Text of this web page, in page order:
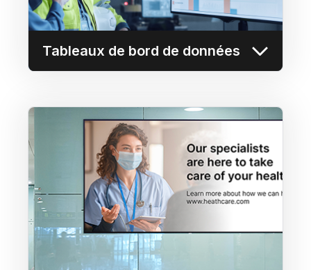
Tableaux de bord de données
En savoir plus
Signalisation opérationnelle
Tirez parti du réseau de distribution de
contenu (CDN) de Userful pour envoyer du
contenu synchronisé à plus de 10 000
écrans à faible coût sur le réseau.